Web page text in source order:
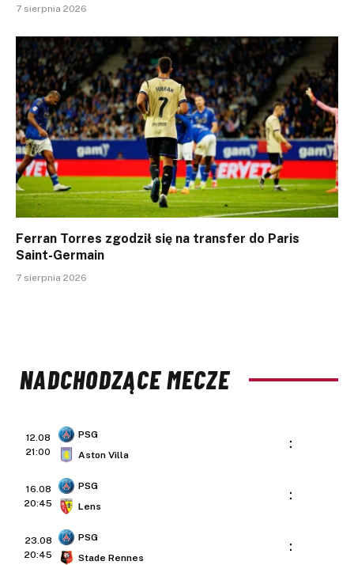
7 sierpnia 2026
Ferran Torres zgodził się na transfer do Paris
Saint-Germain
7 sierpnia 2026
NADCHODZĄCE MECZE
12.08
21:00
PSG
Aston Villa
:
16.08
20:45
PSG
Lens
:
23.08
20:45
PSG
Stade Rennes
: